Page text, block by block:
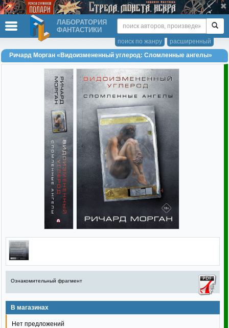
ЛАБОРАТОРИЯ
ФАНТАСТИКИ
расширенный
поиск по жанру
Ричард Морган «Видоизмененный углерод: Сломленные ангелы»
Ознакомительный фрагмент
В магазинах
Нет предложений